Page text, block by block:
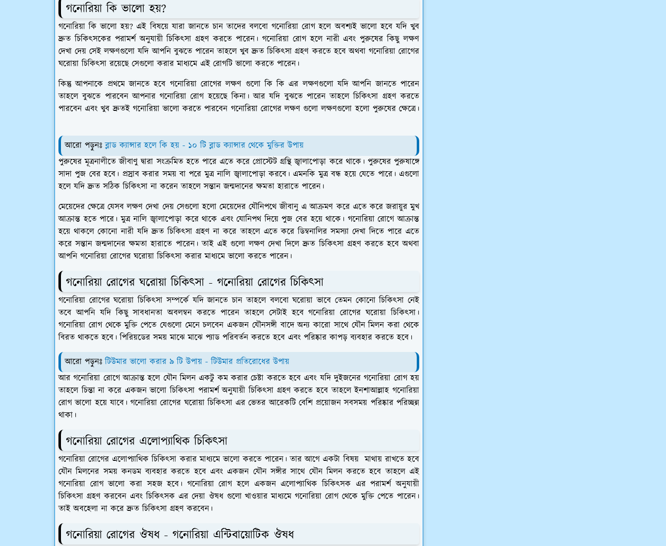
গনোরিয়া কি ভালো হয়?
গনোরিয়া কি ভালো হয়? এই বিষয়ে যারা জানতে চান তাদের বলবো গনোরিয়া রোগ হলে অবশ্যই ভালো হবে যদি খুব
দ্রুত চিকিৎসকের পরামর্শ অনুযায়ী চিকিৎসা গ্রহণ করতে পারেন। গনোরিয়া রোগ হলে নারী এবং পুরুষের কিছু লক্ষণ
দেখা দেয় সেই লক্ষণগুলো যদি আপনি বুঝতে পারেন তাহলে খুব দ্রুত চিকিৎসা গ্রহণ করতে হবে অথবা গনোরিয়া রোগের
ঘরোয়া চিকিৎসা রয়েছে সেগুলো করার মাধ্যমে এই রোগটি ভালো করতে পারেন।
কিন্তু আপনাকে প্রথমে জানতে হবে গনোরিয়া রোগের লক্ষণ গুলো কি কি এর লক্ষণগুলো যদি আপনি জানতে পারেন
তাহলে বুঝতে পারবেন আপনার গনোরিয়া রোগ হয়েছে কিনা। আর যদি বুঝতে পারেন তাহলে চিকিৎসা গ্রহণ করতে
পারবেন এবং খুব দ্রুতই গনোরিয়া ভালো করতে পারবেন গনোরিয়া রোগের লক্ষণ গুলো লক্ষণগুলো হলো পুরুষের ক্ষেত্রে।
আরো পড়ুনঃব্লাড ক্যান্সার হলে কি হয় - ১০ টি ব্লাড ক্যান্সার থেকে মুক্তির উপায়
পুরুষের মূত্রনালীতে জীবাণু দ্বারা সংক্রমিত হতে পারে এতে করে প্রোস্টেট গ্রন্থি জ্বালাপোড়া করে থাকে। পুরুষের পুরুষাঙ্গে
সাদা পুজ বের হবে। প্রস্রাব করার সময় বা পরে মুত্র নালি জ্বালাপোড়া করবে। এমনকি মুত্র বন্ধ হয়ে যেতে পারে। এগুলো
হলে যদি দ্রুত সঠিক চিকিৎসা না করেন তাহলে সন্তান জন্মদানের ক্ষমতা হারাতে পারেন।
মেয়েদের ক্ষেত্রে যেসব লক্ষণ দেখা দেয় সেগুলো হলো মেয়েদের যৌনিপথে জীবানু এ আক্রমণ করে এতে করে জরায়ুর মুখ
আক্রান্ত হতে পারে। মুত্র নালি জ্বালাপোড়া করে থাকে এবং যোনিপথ দিয়ে পুজ বের হয়ে থাকে। গনোরিয়া রোগে আক্রান্ত
হয়ে থাকলে কোনো নারী যদি দ্রুত চিকিৎসা গ্রহণ না করে তাহলে এতে করে ডিম্বনালির সমস্যা দেখা দিতে পারে এতে
করে সন্তান জন্মদানের ক্ষমতা হারাতে পারেন। তাই এই গুলো লক্ষণ দেখা দিলে দ্রুত চিকিৎসা গ্রহণ করতে হবে অথবা
আপনি গনোরিয়া রোগের ঘরোয়া চিকিৎসা করার মাধ্যমে ভালো করতে পারেন।
গনোরিয়া রোগের ঘরোয়া চিকিৎসা - গনোরিয়া রোগের চিকিৎসা
গনোরিয়া রোগের ঘরোয়া চিকিৎসা সম্পর্কে যদি জানতে চান তাহলে বলবো ঘরোয়া ভাবে তেমন কোনো চিকিৎসা নেই
তবে আপনি যদি কিছু সাবধানতা অবলম্বন করতে পারেন তাহলে সেটাই হবে গনোরিয়া রোগের ঘরোয়া চিকিৎসা।
গনোরিয়া রোগ থেকে মুক্তি পেতে যেগুলো মেনে চলবেন একজন যৌনসঙ্গী বাদে অন্য কারো সাথে যৌন মিলন করা থেকে
বিরত থাকতে হবে। পিরিয়ডের সময় মাঝে মাঝে প্যাড পরিবর্তন করতে হবে এবং পরিষ্কার কাপড় ব্যবহার করতে হবে।
আরো পড়ুনঃটিউমার ভালো করার ৯ টি উপায় - টিউমার প্রতিরোধের উপায়
আর গনোরিয়া রোগে আক্রান্ত হলে যৌন মিলন একটু কম করার চেষ্টা করতে হবে এবং যদি দুইজনের গনোরিয়া রোগ হয়
তাহলে চিন্তা না করে একজন ভালো চিকিৎসা পরামর্শ অনুযায়ী চিকিৎসা গ্রহণ করতে হবে তাহলে ইনশাআল্লাহ গনোরিয়া
রোগ ভালো হয়ে যাবে। গনোরিয়া রোগের ঘরোয়া চিকিৎসা এর ভেতর আরেকটি বেশি প্রয়োজন সবসময় পরিষ্কার পরিচ্ছন্ন
থাকা।
গনোরিয়া রোগের এলোপ্যাথিক চিকিৎসা
গনোরিয়া রোগের এলোপ্যাথিক চিকিৎসা করার মাধ্যমে ভালো করতে পারেন। তার আগে একটা বিষয় মাথায় রাখতে হবে
যৌন মিলনের সময় কনডম ব্যবহার করতে হবে এবং একজন যৌন সঙ্গীর সাথে যৌন মিলন করতে হবে তাহলে এই
গনোরিয়া রোগ ভালো করা সহজ হবে। গনোরিয়া রোগ হলে একজন এলোপ্যাথিক চিকিৎসক এর পরামর্শ অনুযায়ী
চিকিৎসা গ্রহণ করবেন এবং চিকিৎসক এর দেয়া ঔষধ গুলো খাওয়ার মাধ্যমে গনোরিয়া রোগ থেকে মুক্তি পেতে পারেন।
তাই অবহেলা না করে দ্রুত চিকিৎসা গ্রহণ করবেন।
গনোরিয়া রোগের ঔষধ - গনোরিয়া এন্টিবায়োটিক ঔষধ